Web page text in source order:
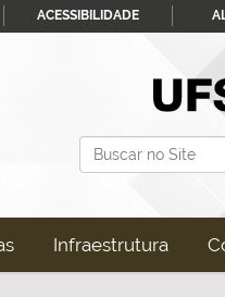
ACESSIBILIDADE
Infraestrutura